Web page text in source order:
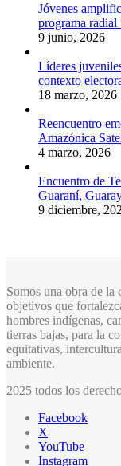
Jóvenes
programa radial
9 junio, 2026
Líderes
contexto
18 marzo, 2026
Reencuentro
Amazónica
4 marzo, 2026
Encuentro de
Guaraní,
9 diciembre,
Somos una obra de la
objetivos que
hombres indígenas,
tierras bajas, para la
equitativas,
ambiente.
2025 todos los
Facebook
X
YouTube
Instagram